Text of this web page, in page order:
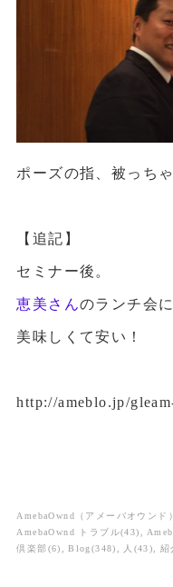
ポーズの指、被っち
【追記】
セミナー後。
恵美さんのランチ会
美味しくて安い！
http://ameblo.jp/
AmebaOwnd（アメーバオウンド
AmebaOwnd トラブル(43)
倶楽部(6) Blog (348) 人 (43) 紹